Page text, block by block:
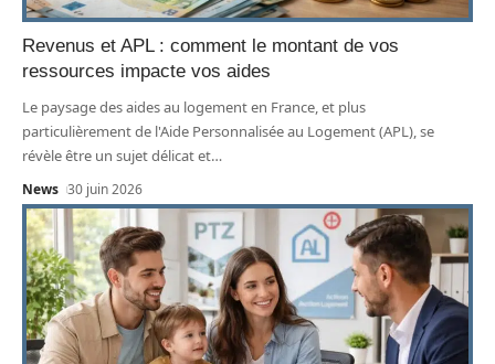
Revenus et APL : comment le montant de vos
ressources impacte vos aides
Le paysage des aides au logement en France, et plus
particulièrement de l'Aide Personnalisée au Logement (APL), se
révèle être un sujet délicat et…
News 30 juin 2026